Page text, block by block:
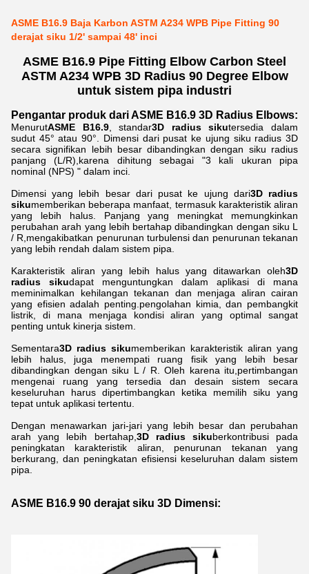
ASME B16.9 Baja Karbon ASTM A234 WPB Pipe Fitting 90
derajat siku 1/2' sampai 48' inci
ASME B16.9 Pipe Fitting Elbow Carbon Steel
ASTM A234 WPB 3D Radius 90 Degree Elbow
untuk sistem pipa industri
Pengantar produk dari ASME B16.9 3D Radius Elbows:
MenurutASME B16.9, standar3D radius sikutersedia dalam
sudut 45° atau 90°. Dimensi dari pusat ke ujung siku radius 3D
secara signifikan lebih besar dibandingkan dengan siku radius
panjang (L/R),karena dihitung sebagai "3 kali ukuran pipa
nominal (NPS) " dalam inci.
Dimensi yang lebih besar dari pusat ke ujung dari3D radius
sikumemberikan beberapa manfaat, termasuk karakteristik aliran
yang lebih halus. Panjang yang meningkat memungkinkan
perubahan arah yang lebih bertahap dibandingkan dengan siku L
/ R,mengakibatkan penurunan turbulensi dan penurunan tekanan
yang lebih rendah dalam sistem pipa.
Karakteristik aliran yang lebih halus yang ditawarkan oleh3D
radius sikudapat menguntungkan dalam aplikasi di mana
meminimalkan kehilangan tekanan dan menjaga aliran cairan
yang efisien adalah penting.pengolahan kimia, dan pembangkit
listrik, di mana menjaga kondisi aliran yang optimal sangat
penting untuk kinerja sistem.
Sementara3D radius sikumemberikan karakteristik aliran yang
lebih halus, juga menempati ruang fisik yang lebih besar
dibandingkan dengan siku L / R. Oleh karena itu,pertimbangan
mengenai ruang yang tersedia dan desain sistem secara
keseluruhan harus dipertimbangkan ketika memilih siku yang
tepat untuk aplikasi tertentu.
Dengan menawarkan jari-jari yang lebih besar dan perubahan
arah yang lebih bertahap, 3D radius sikuberkontribusi pada
peningkatan karakteristik aliran, penurunan tekanan yang
berkurang, dan peningkatan efisiensi keseluruhan dalam sistem
pipa.
ASME B16.9 90 derajat siku 3D Dimensi: